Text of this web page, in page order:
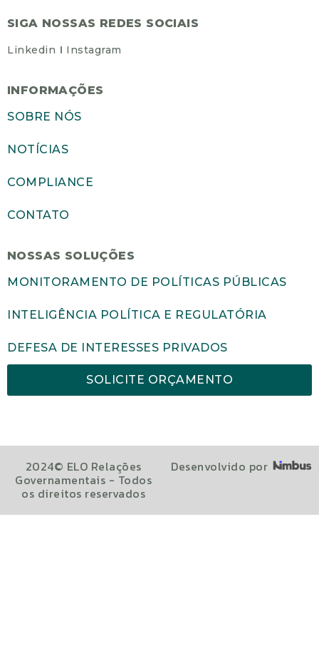
SIGA NOSSAS REDES SOCIAIS
Linkedin Instagram
INFORMAÇÕES
SOBRE NÓS
NOTÍCIAS
COMPLIANCE
CONTATO
NOSSAS SOLUÇÕES
MONITORAMENTO DE POLÍTICAS PÚBLICAS
INTELIGÊNCIA POLÍTICA E REGULATÓRIA
DEFESA DE INTERESSES PRIVADOS
SOLICITE ORÇAMENTO
2024© ELO Relações
Governamentais - Todos
os direitos reservados
Desenvolvido por